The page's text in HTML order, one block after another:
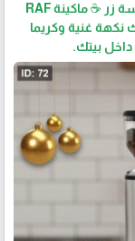
استمتعي بقهوة إسبريسو طازجة من أول كبسة زر ☕ ماكينة RAF
نكهة غنية وكريما
داخل بيتك.